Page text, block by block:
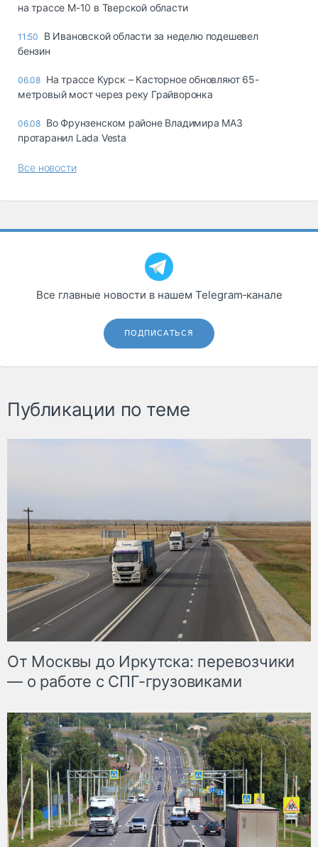
на трассе М-10 в Тверской области
11:50
В Ивановской области за неделю подешевел
бензин
06.08 На трассе Курск – Касторное обновляют 65-
метровый мост через реку Грайворонка
06.08 Во Фрунзенском районе Владимира МАЗ
протаранил Lada Vesta
Все новости
Все главные новости в нашем Telegram‑канале
ПОДПИСАТЬСЯ
Публикации по теме
От Москвы до Иркутска: перевозчики
— о работе с СПГ-грузовиками